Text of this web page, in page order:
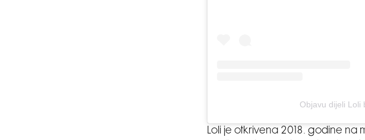
Objavu dijeli Loli
Loli je otkrivena 2018. godine na